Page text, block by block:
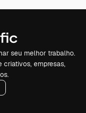
seu melhor trabalho.
criativos, empresas,